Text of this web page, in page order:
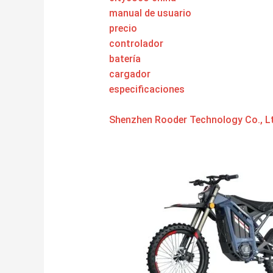
manual de usuario
precio
controlador
batería
cargador
especificaciones
Shenzhen Rooder Technology Co.,